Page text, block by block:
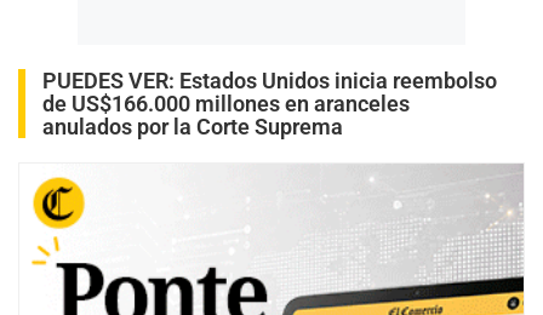
PUEDES VER: Estados Unidos inicia reembolso
de US$166.000 millones en aranceles
anulados por la Corte Suprema